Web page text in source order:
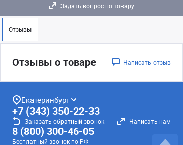
Задать вопрос по товару
Отзывы
Отзывы о товаре Написать отзыв
Екатеринбург
+7 (343) 350-22-33
Заказать обратный звонок Написать нам
8 (800) 300-46-05
Бесплатный звонок по РФ